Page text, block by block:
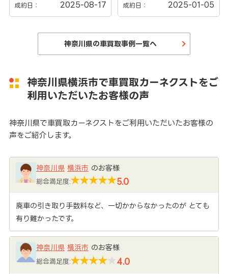
成約日： 2025-08-17 成約日： 2025-01-05
神奈川県の車買取事例一覧へ
神奈川県横浜市で車買取カーネクストをご
利用いただいたお客様の声
神奈川県で車買取カーネクストをご利用いただいたお客様の
声をご紹介します。
神奈川県 横浜市 のお客様
総合満足度: 5.0
廃車の引き取り手数料など、一切かからなかったのが とても
有り難かったです。
神奈川県 横浜市 のお客様
総合満足度: 4.0